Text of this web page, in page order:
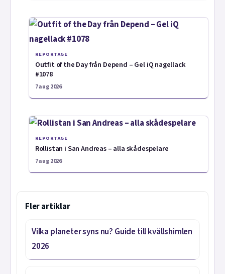
REPORTAGE
Outfit of the Day från Depend – Gel iQ nagellack
#1078
7 aug 2026
REPORTAGE
Rollistan i San Andreas – alla skådespelare
7 aug 2026
Fler artiklar
Vilka planeter syns nu? Guide till kvällshimlen
2026